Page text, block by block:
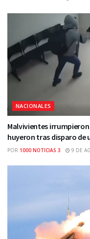
NACIONALES
Malvivientes
huyeron tras disparo de
POR 1000 NOTICIAS 3 9 DE